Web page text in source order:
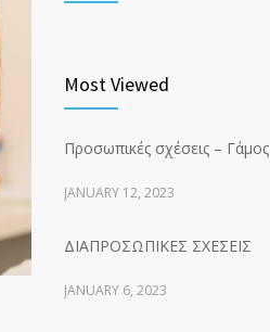
Most Viewed
Προσωπικές σχέσεις – Γάμος
JANUARY 12, 2023
ΔΙΑΠΡΟΣΩΠΙΚΕΣ ΣΧΕΣΕΙΣ
JANUARY 6, 2023